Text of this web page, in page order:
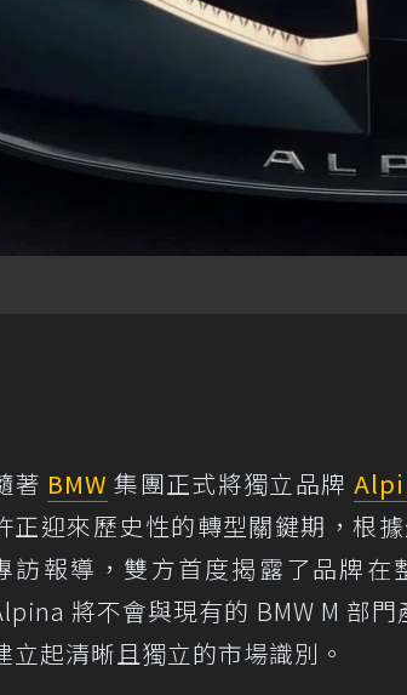
著 BMW 集團正式將獨立品牌
正迎來歷史性的轉型關鍵期，根
訪報導，雙方首度揭露了品牌
將不會與現有的 BMW M 部
立起清晰且獨立的市場識別。